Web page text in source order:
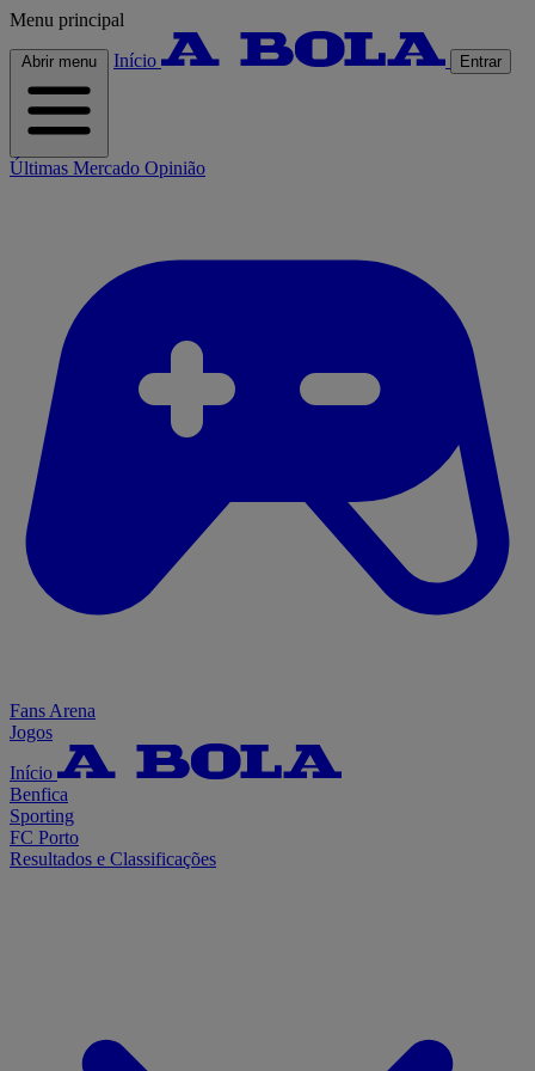
Menu principal
Abrir menu Início Entrar
Últimas Mercado Opinião
Fans Arena
Jogos
Início
Benfica
Sporting
FC Porto
Resultados e Classificações